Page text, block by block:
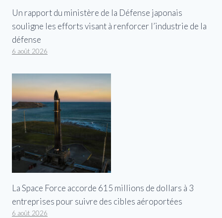
Un rapport du ministère de la Défense japonais
souligne les efforts visant à renforcer l’industrie de la
défense
6 août 2026
La Space Force accorde 615 millions de dollars à 3
entreprises pour suivre des cibles aéroportées
6 août 2026